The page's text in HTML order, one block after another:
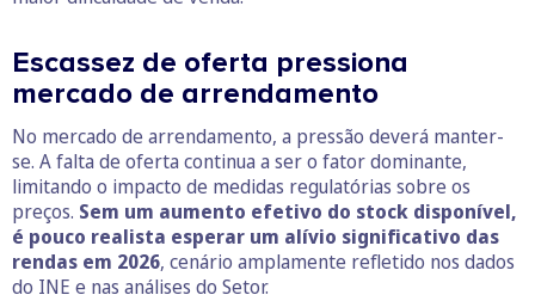
Escassez de oferta pressiona
mercado de arrendamento
No mercado de arrendamento, a pressão deverá manter-
se. A falta de oferta continua a ser o fator dominante,
limitando o impacto de medidas regulatórias sobre os
preços. Sem um aumento efetivo do stock disponível,
é pouco realista esperar um alívio significativo das
rendas em 2026, cenário amplamente refletido nos dados
do INE e nas análises do Setor.